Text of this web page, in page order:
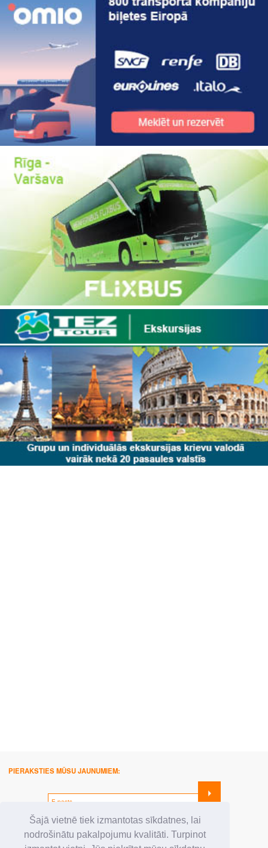
Šajā vietnē tiek izmantotas sīkdatnes, lai
nodrošinātu pakalpojumu kvalitāti. Turpinot
PIERAKSTIES MŪSU JAUNUMIEM:
SEKO MUMS: